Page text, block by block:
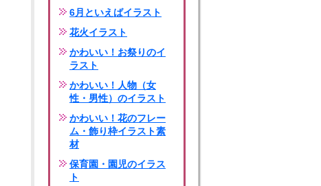
6月といえばイラスト
花火イラスト
かわいい！お祭りのイ
ラスト
かわいい！人物（女
性・男性）のイラスト
かわいい！花のフレー
ム・飾り枠イラスト素
材
保育園・園児のイラス
ト